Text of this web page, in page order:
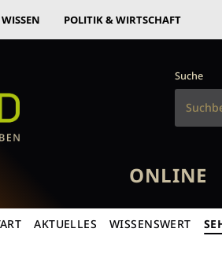
POLITIK & WIRTSCHAFT
Suche
ONLINE
AKTUELLES WISSENSWERT